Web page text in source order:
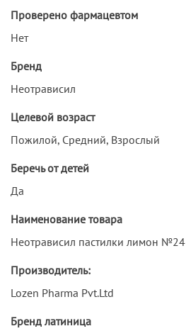
Проверено фармацевтом
Нет
Бренд
Неотрависил
Целевой возраст
Пожилой, Средний, Взрослый
Беречь от детей
Да
Наименование товара
Неотрависил пастилки лимон №24
Производитель:
Lozen Pharma Pvt.Ltd
Бренд латиница